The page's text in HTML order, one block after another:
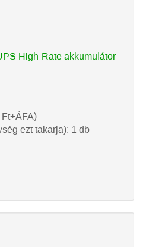
High-Rate akkumulátor
Ft+ÁFA)
ezt takarja): 1 db